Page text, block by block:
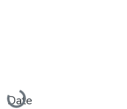
Loading...
Date